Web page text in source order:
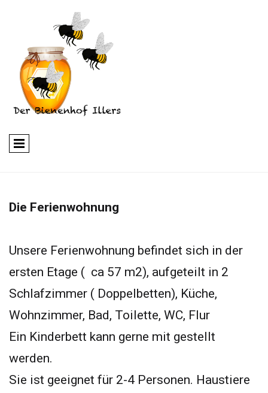
Die Ferienwohnung
Unsere Ferienwohnung befindet sich in der
ersten Etage ( ca 57 m2), aufgeteilt in 2
Schlafzimmer ( Doppelbetten), Küche,
Wohnzimmer, Bad, Toilette, WC, Flur
Ein Kinderbett kann gerne mit gestellt
werden.
Sie ist geeignet für 2-4 Personen. Haustiere